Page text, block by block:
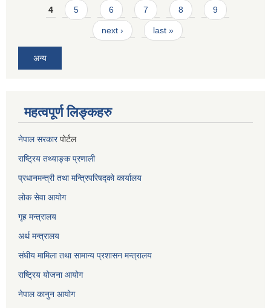
4 5 6 7 8 9
next › last »
अन्य
महत्वपूर्ण लिङ्कहरु
नेपाल सरकारपोर्टल
राष्ट्रिय तथ्याङ्क प्रणाली
प्रधानमन्त्री तथा मन्त्रिपरिषद्को कार्यालय
लोक सेवाआयोग
गृह मन्त्रालय
अर्थ मन्त्रालय
संघीय मामिला तथा सामान्य प्रशासन मन्त्रालय
राष्ट्रिय योजना आयोग
नेपाल कानुन आयोग